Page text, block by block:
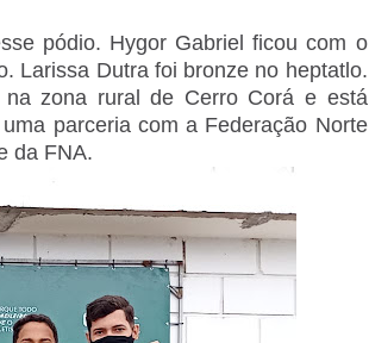
pódio. Hygor Gabriel ficou com o
Larissa Dutra foi bronze no heptatlo.
zona rural de Cerro Corá e está
parceria com a Federação Norte
da FNA.